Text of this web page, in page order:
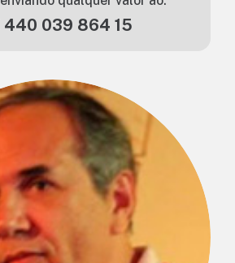
440 039 864 15